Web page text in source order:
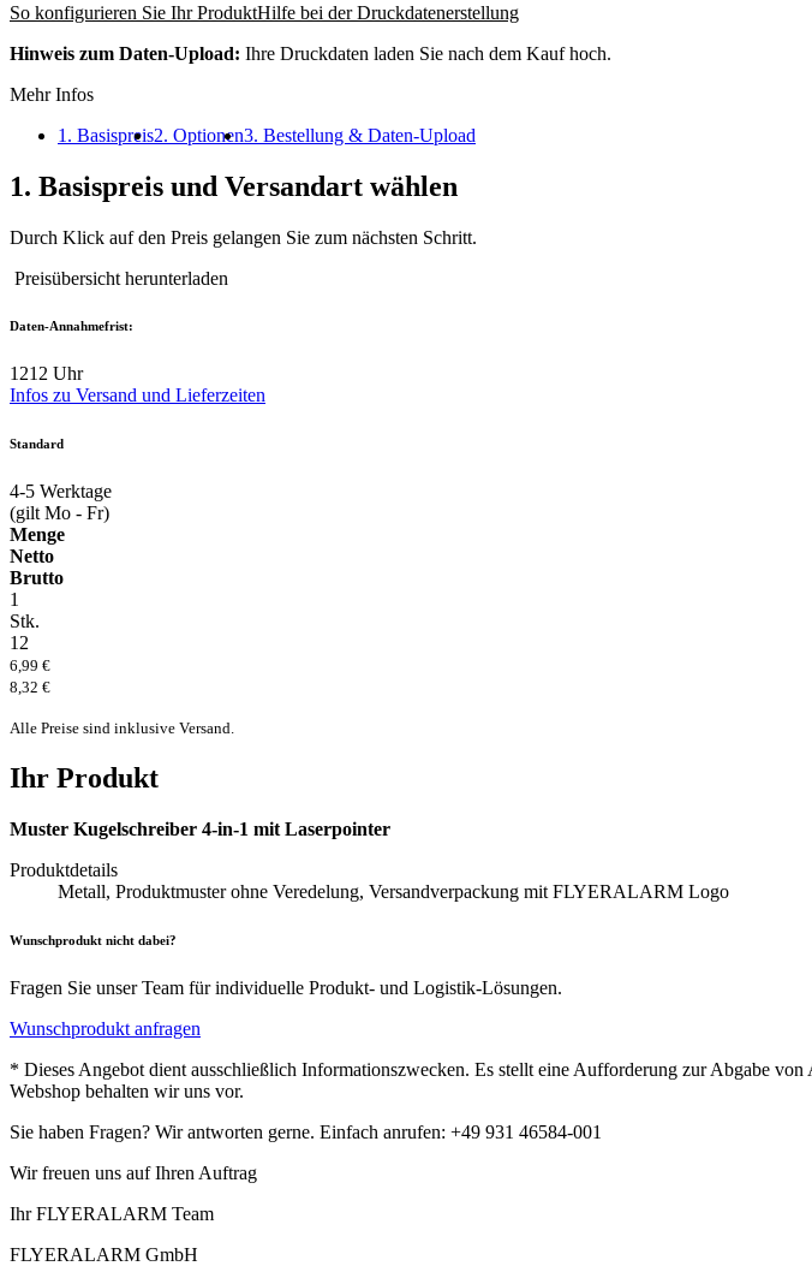
So konfigurieren Sie Ihr ProduktHilfe bei der Druckdatenerstellung
Hinweis zum Daten-Upload: Ihre Druckdaten laden Sie nach dem Kauf hoch.
Mehr Infos
1. Basispreis2. Optionen3. Bestellung & Daten-Upload
1. Basispreis und Versandart wählen
Durch Klick auf den Preis gelangen Sie zum nächsten Schritt.
Preisübersicht herunterladen
Daten-Annahmefrist:
1212 Uhr
Infos zu Versand und Lieferzeiten
Standard
4-5 Werktage
(gilt Mo - Fr)
Menge
Netto
Brutto
1
Stk.
12
6,99 €
8,32 €
Alle Preise sind inklusive Versand.
Ihr Produkt
Muster Kugelschreiber 4-in-1 mit Laserpointer
Produktdetails
Metall, Produktmuster ohne Veredelung, Versandverpackung mit FLYERALARM Logo
Wunschprodukt nicht dabei?
Fragen Sie unser Team für individuelle Produkt- und Logistik-Lösungen.
Wunschprodukt anfragen
* Dieses Angebot dient ausschließlich Informationszwecken. Es stellt eine Aufforderung zur Abgabe
Webshop behalten wir uns vor.
Sie haben Fragen? Wir antworten gerne. Einfach anrufen: +49 931 46584-001
Wir freuen uns auf Ihren Auftrag
Ihr FLYERALARM Team
FLYERALARM GmbH